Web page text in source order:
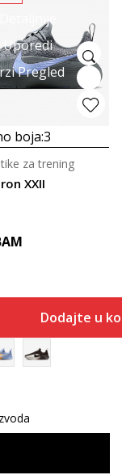
Detaljnije
Uporedi
Pregled
boja:3
XXII
za trening
Dodajte u